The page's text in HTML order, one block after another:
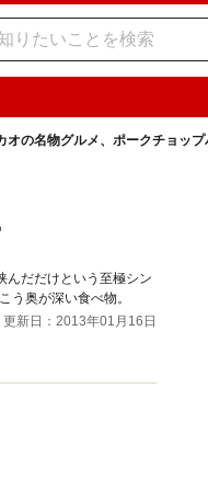
オの名物グルメ、ポークチョッ
んだだけという至極シン
う奥が深い食べ物。
更新日：2013年01月16日